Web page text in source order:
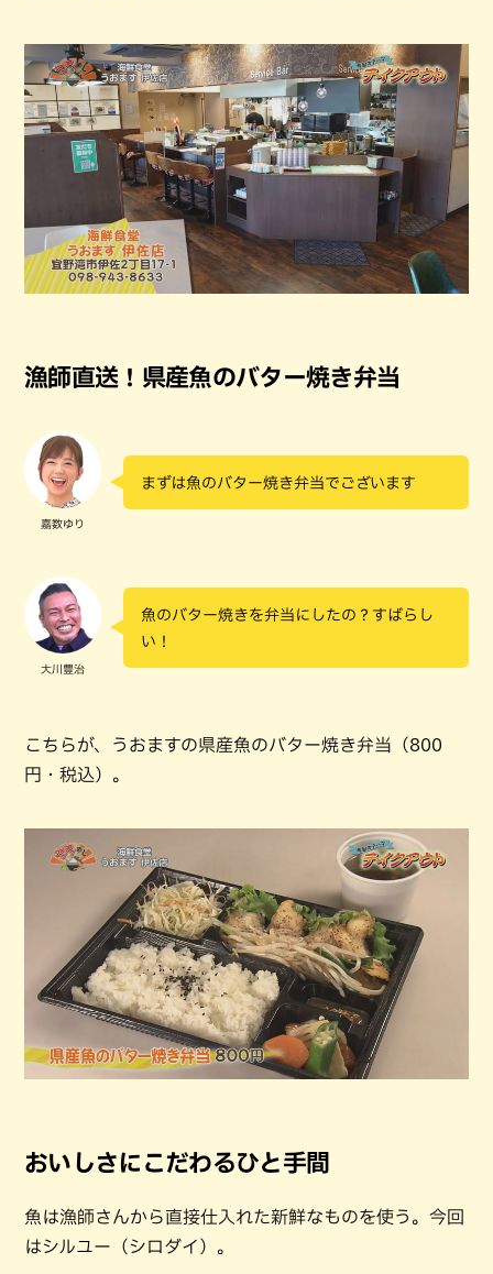
漁師直送！県産魚のバター焼き弁当
嘉数ゆり
まずは魚のバター焼き弁当でございます
大川豊治
魚のバター焼きを弁当にしたの？すばらし
い！
こちらが、うおますの県産魚のバター焼き弁当（800
円・税込）。
おいしさにこだわるひと手間
魚は漁師さんから直接仕入れた新鮮なものを使う。今回
はシルユー（シロダイ）。